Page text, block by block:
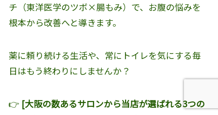
チ（東洋医学のツボ×腸もみ）で、お腹の悩みを
根本から改善へと導きます。
薬に頼り続ける生活や、常にトイレを気にする毎
日はもう終わりにしませんか？
👉 [大阪の数あるサロンから当店が選ばれる3つの